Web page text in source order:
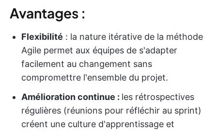
Avantages :
Flexibilité : la nature itérative de la méthode
Agile permet aux équipes de s'adapter
facilement au changement sans
compromettre l'ensemble du projet.
Amélioration continue : les rétrospectives
régulières (réunions pour réfléchir au sprint)
créent une culture d'apprentissage et